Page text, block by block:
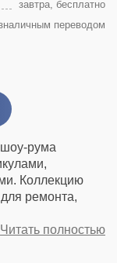
завтра, бесплатно
переводом
шоу-рума
Коллекцию
ремонта,
Читать полностью